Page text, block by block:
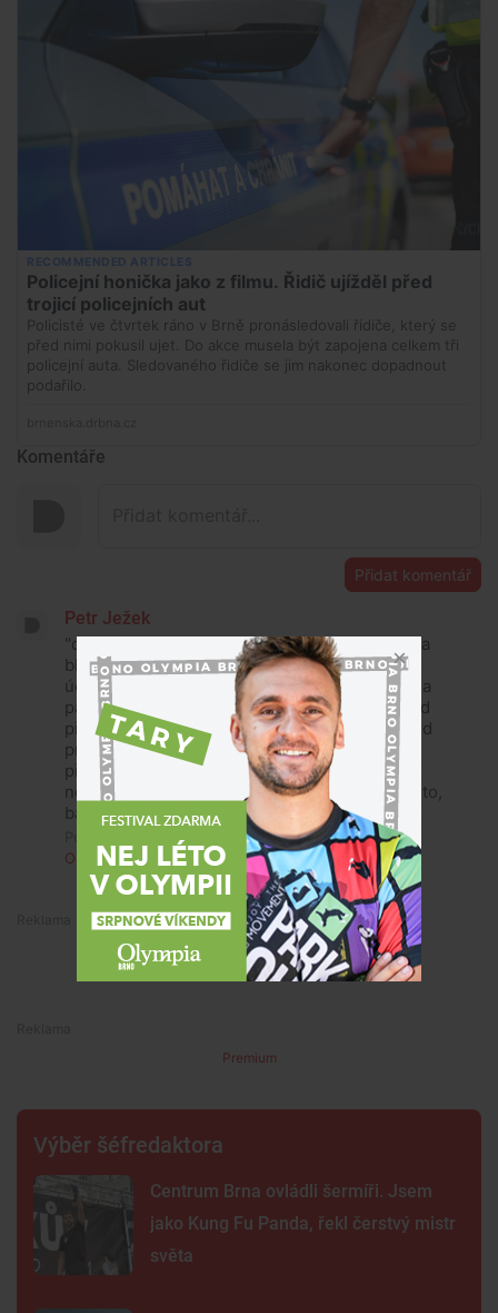
Komentáře
Přidat komentář
Petr Ježek
"děti by měli znát pravidla provozu" Co je to za
blbost? Pravidla provozu jsou pro jeho
účastníky. Děti mají znát pravidla schovávané a
panáka. To že nějaký debil neumí zastavit před
přechodem není vina dítěte ale řidiče. Přechod
pro chodce je dopravní značka vodorovná. A
před každou školou jsou retardéry. Pokud to
nějaký debil nechápe, ať mu zabaví řidičák, auto,
barák a obstaví bankovní konto.
Pondělí, 2. září 2024, 08:18
Odpovědět
2
Premium
Premium
Výběr šéfredaktora
Centrum Brna ovládli šermíři. Jsem
jako Kung Fu Panda, řekl čerstvý mistr
světa